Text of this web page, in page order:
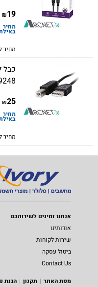
19
₪
מחיר
מחיר
25
₪
מחיר
מחיר
אנחנו זמינים לשירותכם
אודותינו
שירות לקוחות
ביטול עסקה
Contact Us
מפת האתר
תקנון הגנת